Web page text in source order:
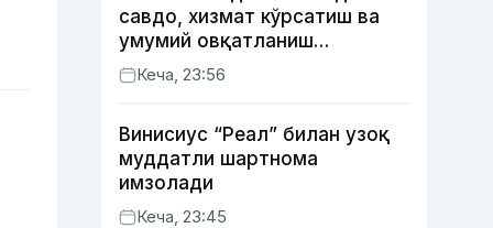
савдо, хизмат кўрсатиш ва
умумий овқатланиш
корхоналари қанча солиқ
тўлагани очиқланди
Кеча, 23:56
Винисиус “Реал” билан узоқ
муддатли шартнома
имзолади
Кеча, 23:45